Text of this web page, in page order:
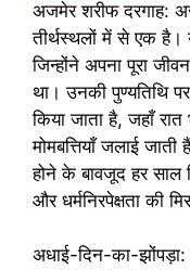
अजमेर शरीफ दरगाह:
तीर्थस्थलों में से एक है।
जिन्होंने अपना पूरा
था। उनकी पुण्यतिथि
किया जाता है, जहाँ
मोमबत्तियाँ जलाई
होने के बावजूद हर साल
और धर्मनिरपेक्षता की
अधाई-दिन-का-